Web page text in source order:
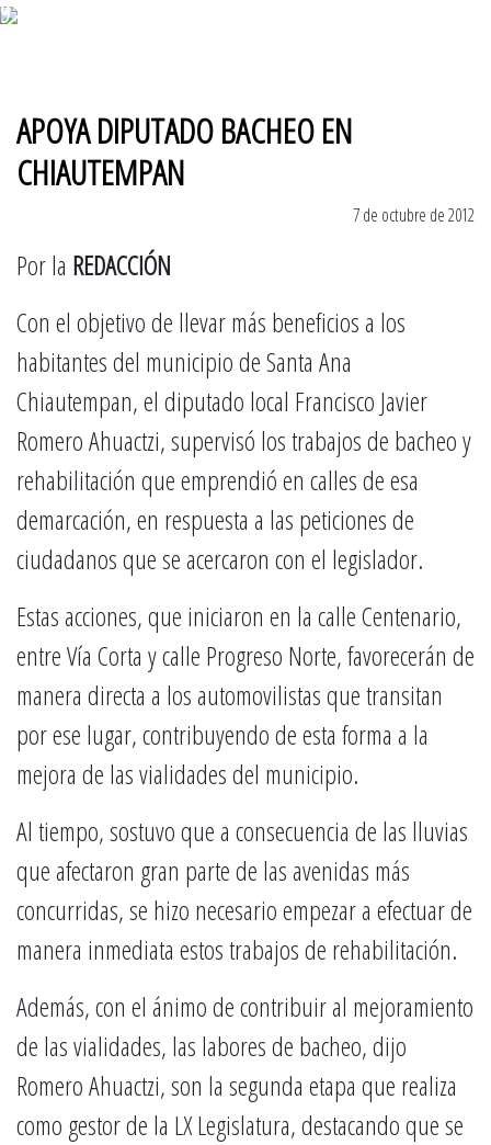
9 de agosto 2026
APOYA DIPUTADO BACHEO EN
CHIAUTEMPAN
7 de octubre de 2012
Por la REDACCIÓN
Con el objetivo de llevar más beneficios a los
habitantes del municipio de Santa Ana
Chiautempan, el diputado local Francisco Javier
Romero Ahuactzi, supervisó los trabajos de bacheo y
rehabilitación que emprendió en calles de esa
demarcación, en respuesta a las peticiones de
ciudadanos que se acercaron con el legislador.
Estas acciones, que iniciaron en la calle Centenario,
entre Vía Corta y calle Progreso Norte, favorecerán de
manera directa a los automovilistas que transitan
por ese lugar, contribuyendo de esta forma a la
mejora de las vialidades del municipio.
Al tiempo, sostuvo que a consecuencia de las lluvias
que afectaron gran parte de las avenidas más
concurridas, se hizo necesario empezar a efectuar de
manera inmediata estos trabajos de rehabilitación.
Además, con el ánimo de contribuir al mejoramiento
de las vialidades, las labores de bacheo, dijo
Romero Ahuactzi, son la segunda etapa que realiza
como gestor de la LX Legislatura, destacando que se